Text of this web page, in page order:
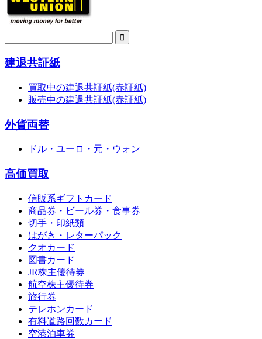
建退共証紙
買取中の建退共証紙(赤証紙)
販売中の建退共証紙(赤証紙)
外貨両替
ドル・ユーロ・元・ウォン
高価買取
信販系ギフトカード
商品券・ビール券・食事券
切手・印紙類
はがき・レターパック
クオカード
図書カード
JR株主優待券
航空株主優待券
旅行券
テレホンカード
有料道路回数カード
空港泊車券